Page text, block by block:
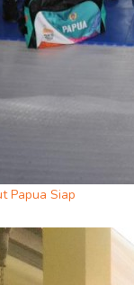
Papua Siap